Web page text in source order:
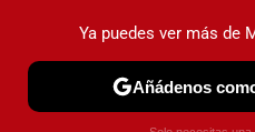
PRUEBAS COCHES
Ya puedes ver más de
Añádenos